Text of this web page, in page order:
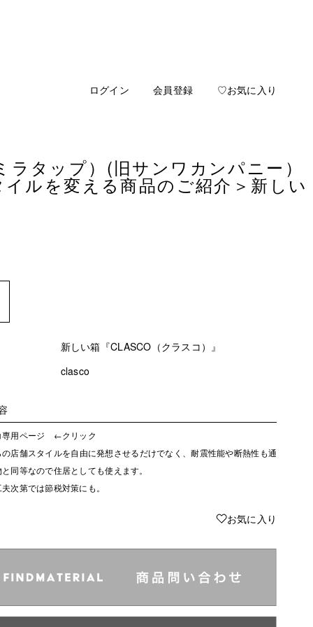
ログイン 会員登録 ♡お気に入り
タップ）(旧サンワカンパニー）
ルを変える商品のご紹介 ＞新しい
新しい箱『CLASCO（クラスコ）』
clasco
専用ページ ←クリック
店舗スタイルを自由に発想させるだけでなく、耐震性能や断熱性も通
同等なので住居としても使えます。
次第では節税対策にも。
♥お気に入り